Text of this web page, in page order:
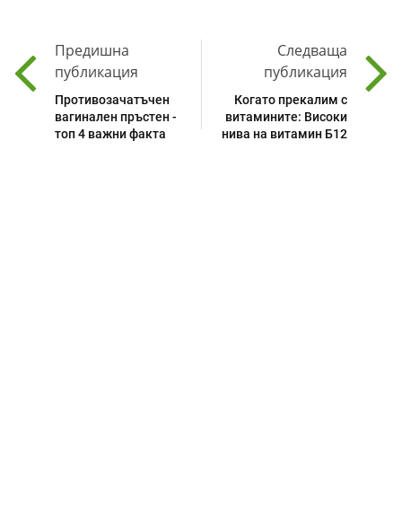
Предишна
публикация
Противозачатъчен
вагинален пръстен -
топ 4 важни факта
Следваща
публикация
Когато прекалим с
витамините: Високи
нива на витамин Б12